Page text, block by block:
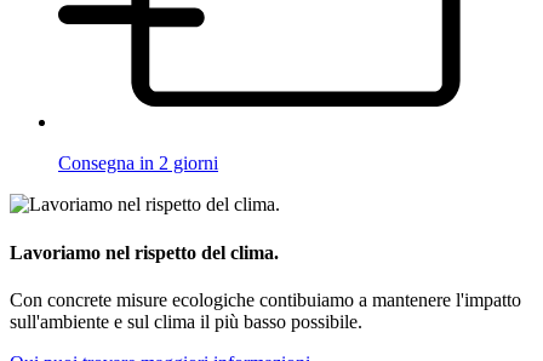
Consegna in 2 giorni
Lavoriamo nel rispetto del clima.
Con concrete misure ecologiche contibuiamo a mantenere l'impatto
sull'ambiente e sul clima il più basso possibile.